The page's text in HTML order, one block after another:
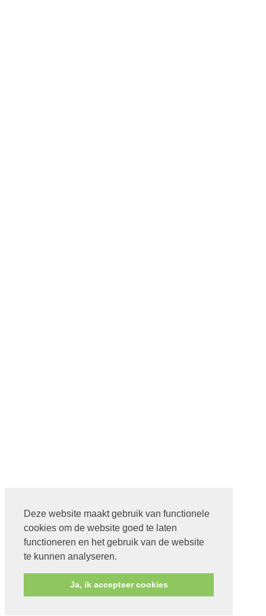
Deze website maakt gebruik van functionele
cookies om de website goed te laten
functioneren en het gebruik van de website
te kunnen analyseren.
Ja, ik accepteer cookies